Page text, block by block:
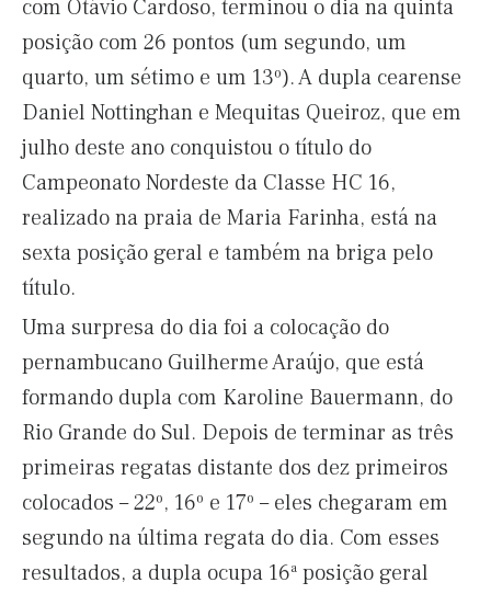
com Otávio Cardoso, terminou o dia na quinta
posição com 26 pontos (um segundo, um
quarto, um sétimo e um 13º). A dupla cearense
Daniel Nottinghan e Mequitas Queiroz, que em
julho deste ano conquistou o título do
Campeonato Nordeste da Classe HC 16,
realizado na praia de Maria Farinha, está na
sexta posição geral e também na briga pelo
título.
Uma surpresa do dia foi a colocação do
pernambucano Guilherme Araújo, que está
formando dupla com Karoline Bauermann, do
Rio Grande do Sul. Depois de terminar as três
primeiras regatas distante dos dez primeiros
colocados – 22º, 16º e 17º – eles chegaram em
segundo na última regata do dia. Com esses
resultados, a dupla ocupa 16ª posição geral